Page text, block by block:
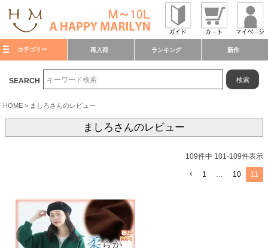
カテゴリー 再入荷 ランキング 新作
SEARCH 検索
HOME ましろさんのレビュー
ましろさんのレビュー
109件中 101-109件表示
1 … 10 11